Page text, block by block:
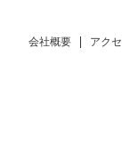
会社概要 アク